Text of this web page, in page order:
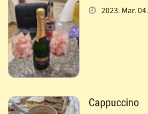
2023. Mar. 04.
Cappuccino